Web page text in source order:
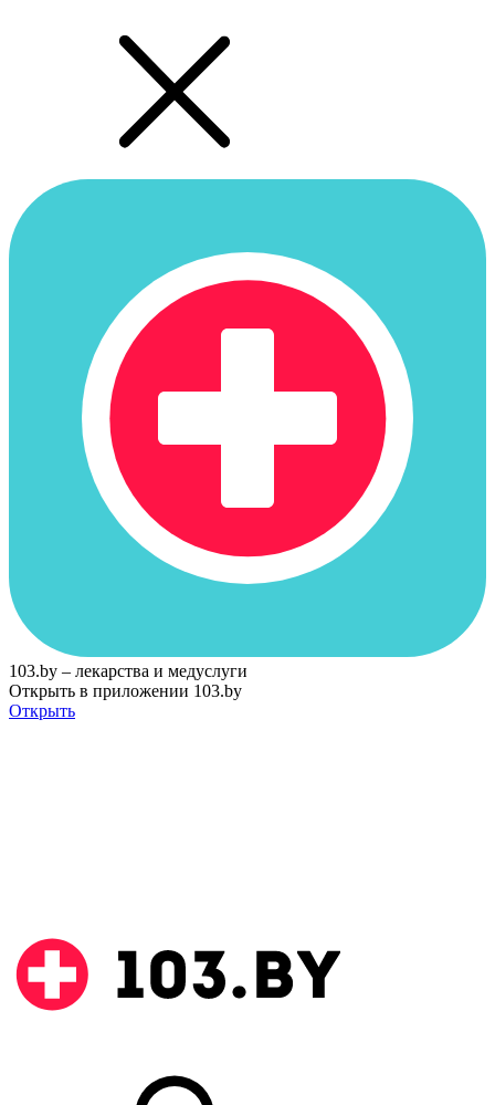
103.by – лекарства и медуслуги
Открыть в приложении 103.by
Открыть